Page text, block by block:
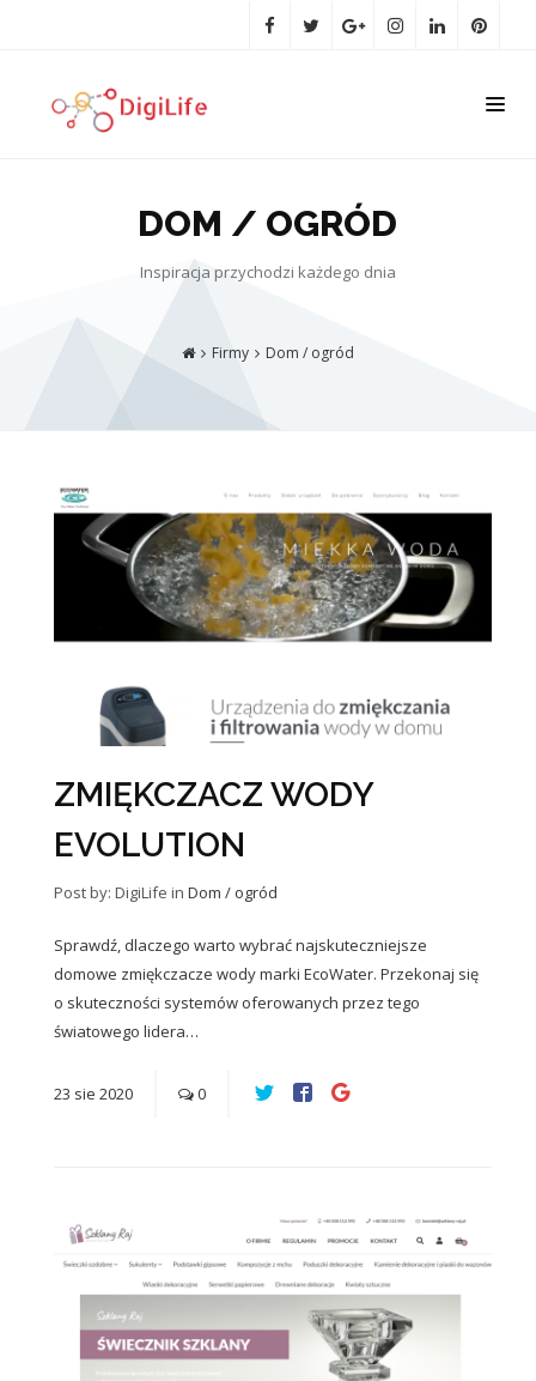
DOM / OGRÓD
Inspiracja przychodzi każdego dnia
Firmy Dom / ogród
ZMIĘKCZACZ WODY
EVOLUTION
Post by: DigiLife in Dom / ogród
Sprawdź, dlaczego warto wybrać najskuteczniejsze
domowe zmiękczacze wody marki EcoWater. Przekonaj się
o skuteczności systemów oferowanych przez tego
światowego lidera…
23 sie 2020 0